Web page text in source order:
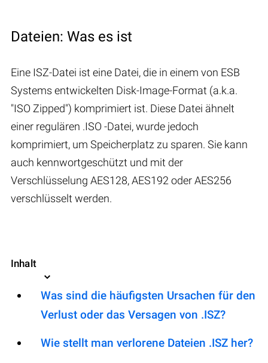
Dateien: Was es ist
Eine ISZ-Datei ist eine Datei, die in einem von ESB
Systems entwickelten Disk-Image-Format (a.k.a.
"ISO Zipped") komprimiert ist. Diese Datei ähnelt
einer regulären .ISO -Datei, wurde jedoch
komprimiert, um Speicherplatz zu sparen. Sie kann
auch kennwortgeschützt und mit der
Verschlüsselung AES128, AES192 oder AES256
verschlüsselt werden.
Inhalt
Was sind die häufigsten Ursachen für den
Verlust oder das Versagen von .ISZ?
Wie stellt man verlorene Dateien .ISZ her?